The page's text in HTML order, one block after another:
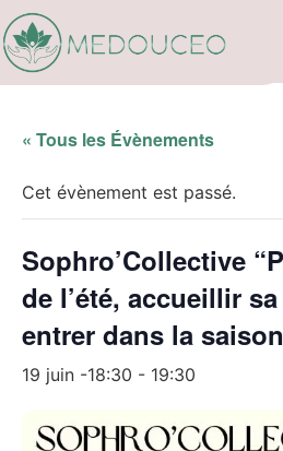
« Tous les Évènements
Cet évènement est passé.
Sophro’Collective
de l’été, accueillir
entrer dans la
19 juin -18:30 - 19:30